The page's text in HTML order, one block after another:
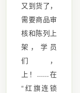
又到货了，
需要商品审
核和陈列上
架，学员
们，
上！......在
“红旗连锁